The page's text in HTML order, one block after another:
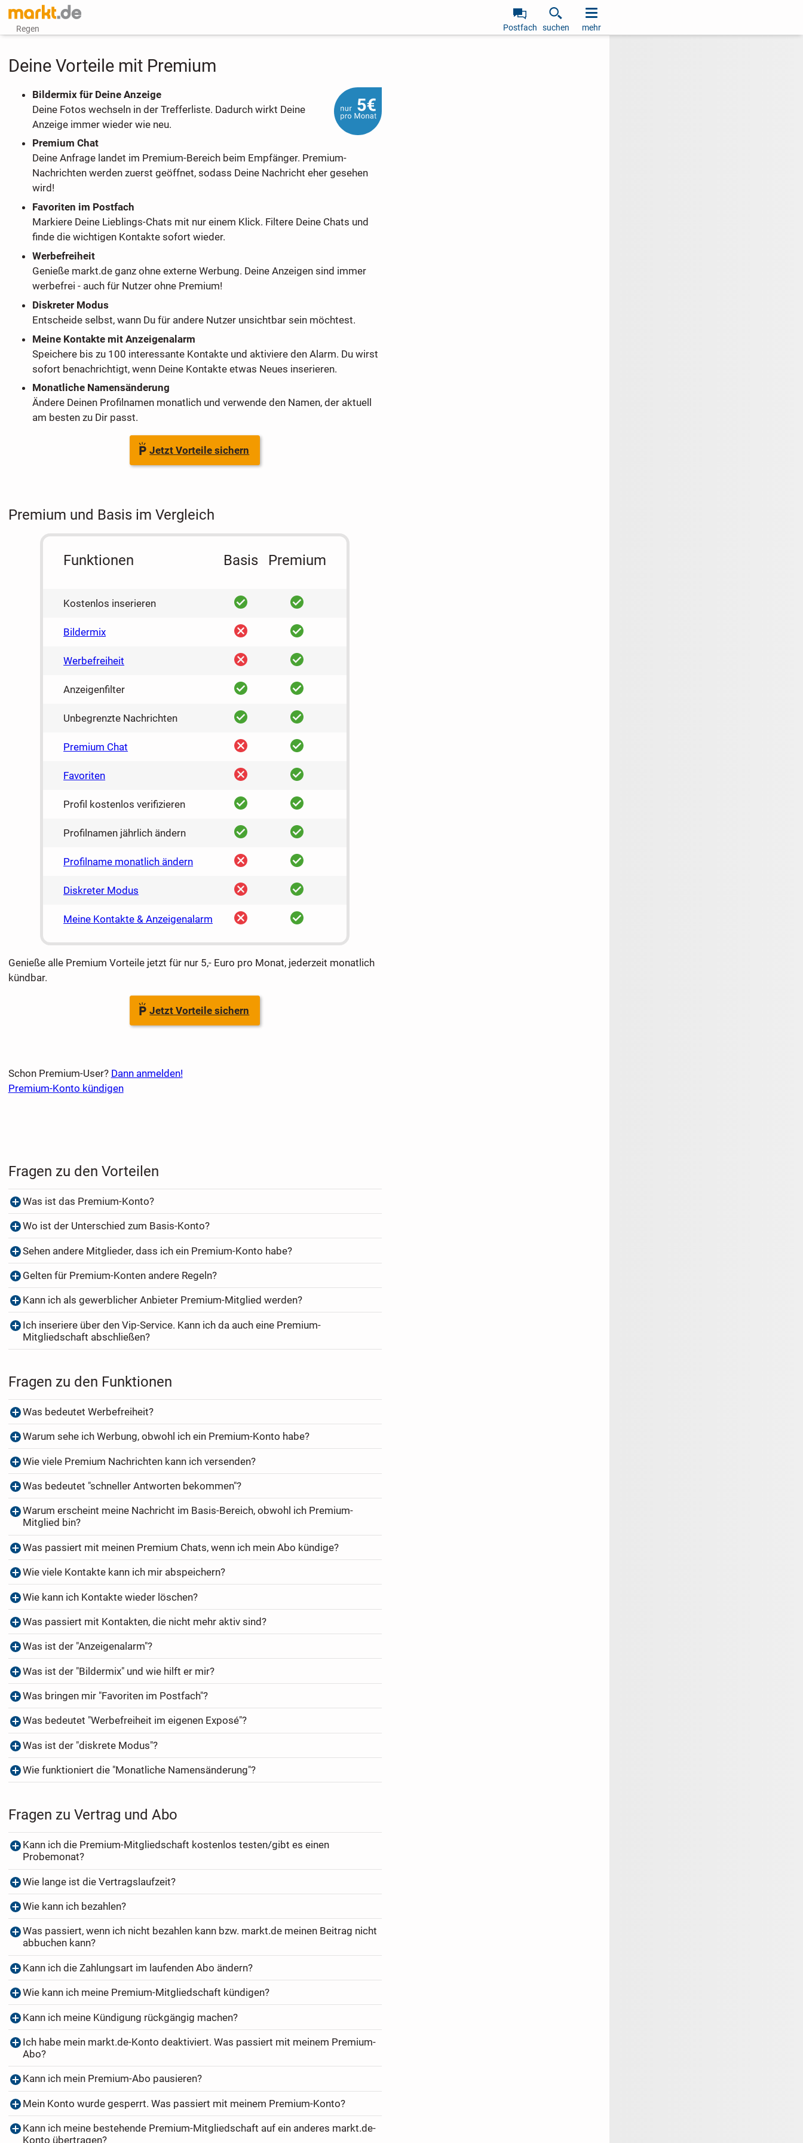
Regen Postfach suchen mehr
Deine Vorteile mit Premium
Bildermix für Deine Anzeige
Deine Fotos wechseln in der Trefferliste. Dadurch wirkt Deine
Anzeige immer wieder wie neu.
Premium Chat
Deine Anfrage landet im Premium-Bereich beim Empfänger. Premium-
Nachrichten werden zuerst geöffnet, sodass Deine Nachricht eher gesehen
wird!
Favoriten im Postfach
Markiere Deine Lieblings-Chats mit nur einem Klick. Filtere Deine Chats und
finde die wichtigen Kontakte sofort wieder.
Werbefreiheit
Genieße markt.de ganz ohne externe Werbung. Deine Anzeigen sind immer
werbefrei - auch für Nutzer ohne Premium!
Diskreter Modus
Entscheide selbst, wann Du für andere Nutzer unsichtbar sein möchtest.
Meine Kontakte mit Anzeigenalarm
Speichere bis zu 100 interessante Kontakte und aktiviere den Alarm. Du wirst
sofort benachrichtigt, wenn Deine Kontakte etwas Neues inserieren.
Monatliche Namensänderung
Ändere Deinen Profilnamen monatlich und verwende den Namen, der aktuell
am besten zu Dir passt.
Jetzt Vorteile sichern
Premium und Basis im Vergleich
Funktionen Basis Premium
Kostenlos inserieren ja ja
Bildermix nein ja
Werbefreiheit nein ja
Anzeigenfilter ja ja
Unbegrenzte Nachrichten ja ja
Premium Chat nein ja
Favoriten nein ja
Profil kostenlos verifizieren ja ja
Profilnamen jährlich ändern ja ja
Profilname monatlich ändern nein ja
Diskreter Modus nein ja
Meine Kontakte & Anzeigenalarm nein ja
Genieße alle Premium Vorteile jetzt für nur 5,- Euro pro Monat, jederzeit monatlich
kündbar.
Jetzt Vorteile sichern
Schon Premium-User? Dann anmelden!
Premium-Konto kündigen
Fragen zu den Vorteilen
Was ist das Premium-Konto?
Wo ist der Unterschied zum Basis-Konto?
Sehen andere Mitglieder, dass ich ein Premium-Konto habe?
Gelten für Premium-Konten andere Regeln?
Kann ich als gewerblicher Anbieter Premium-Mitglied werden?
Ich inseriere über den Vip-Service. Kann ich da auch eine Premium-
Mitgliedschaft abschließen?
Fragen zu den Funktionen
Was bedeutet Werbefreiheit?
Warum sehe ich Werbung, obwohl ich ein Premium-Konto habe?
Wie viele Premium Nachrichten kann ich versenden?
Was bedeutet "schneller Antworten bekommen"?
Warum erscheint meine Nachricht im Basis-Bereich, obwohl ich Premium-
Mitglied bin?
Was passiert mit meinen Premium Chats, wenn ich mein Abo kündige?
Wie viele Kontakte kann ich mir abspeichern?
Wie kann ich Kontakte wieder löschen?
Was passiert mit Kontakten, die nicht mehr aktiv sind?
Was ist der "Anzeigenalarm"?
Was ist der "Bildermix" und wie hilft er mir?
Was bringen mir "Favoriten im Postfach"?
Was bedeutet "Werbefreiheit im eigenen Exposé"?
Was ist der "diskrete Modus"?
Wie funktioniert die "Monatliche Namensänderung"?
Fragen zu Vertrag und Abo
Kann ich die Premium-Mitgliedschaft kostenlos testen/gibt es einen
Probemonat?
Wie lange ist die Vertragslaufzeit?
Wie kann ich bezahlen?
Was passiert, wenn ich nicht bezahlen kann bzw. markt.de meinen Beitrag nicht
abbuchen kann?
Kann ich die Zahlungsart im laufenden Abo ändern?
Wie kann ich meine Premium-Mitgliedschaft kündigen?
Kann ich meine Kündigung rückgängig machen?
Ich habe mein markt.de-Konto deaktiviert. Was passiert mit meinem Premium-
Abo?
Kann ich mein Premium-Abo pausieren?
Mein Konto wurde gesperrt. Was passiert mit meinem Premium-Konto?
Kann ich meine bestehende Premium-Mitgliedschaft auf ein anderes markt.de-
Konto übertragen?